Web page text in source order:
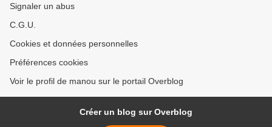
Signaler un abus
C.G.U.
Cookies et données personnelles
Préférences cookies
Voir le profil de manou sur le portail Overblog
Créer un blog sur Overblog